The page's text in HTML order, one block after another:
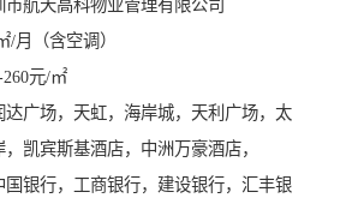
市航天高科物业管理有限公司
/月（含空调）
元/㎡
达广场，天虹，海岸城，天利广场，太
凯宾斯基酒店，中洲万豪酒店，
国银行，工商银行，建设银行，汇丰银